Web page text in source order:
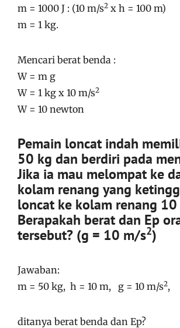
m = 1000 J : (10 m/s2 x h = 100 m)
m = 1 kg.
Mencari berat benda :
W = m g
W = 1 kg x 10 m/s2
W = 10 newton
Pemain loncat indah
50 kg dan berdiri pada
Jika ia mau melompat ke
kolam renang yang
loncat ke kolam renang 10
Berapakah berat dan Ep
tersebut? (g = 10 m/s2)
Jawaban:
m = 50 kg, h = 10 m, g = 10 m/s2,
ditanya berat benda dan Ep?